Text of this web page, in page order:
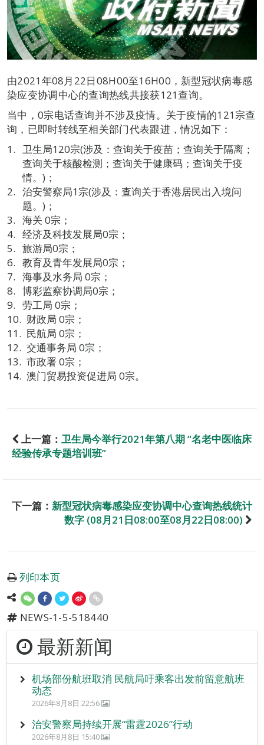
由2021年08月22日08H00至16H00，新型冠状病毒感
染应变协调中心的查询热线共接获121查询。
当中，0宗电话查询并不涉及疫情。关于疫情的121宗查
询，已即时转线至相关部门代表跟进，情况如下：
卫生局120宗(涉及：查询关于疫苗；查询关于隔离；
查询关于核酸检测；查询关于健康码；查询关于疫
情。)；
治安警察局1宗(涉及：查询关于香港居民出入境问
题。)；
海关 0宗；
经济及科技发展局0宗；
旅游局0宗；
教育及青年发展局0宗；
海事及水务局 0宗；
博彩监察协调局0宗；
劳工局 0宗；
财政局 0宗；
民航局 0宗；
交通事务局 0宗；
市政署 0宗；
澳门贸易投资促进局 0宗。
上一篇： 卫生局今举行2021年第八期 “名老中医临床
经验传承专题培训班”
下一篇： 新型冠状病毒感染应变协调中心查询热线统计
数字 (08月21日08:00至08月22日08:00)
列印本页
NEWS-1-5-518440
最新新闻
机场部份航班取消 民航局吁乘客出发前留意航班
动态
2026年8月8日 22:56
治安警察局持续开展“雷霆2026”行动
2026年8月8日 15:40